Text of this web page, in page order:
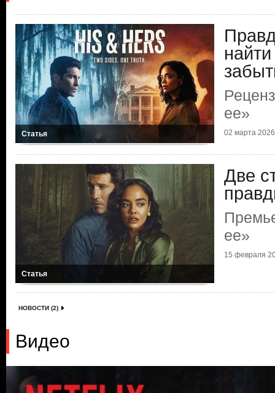
Статья
ее»
02 марта 2026
Статья
Две
ее»
15 февраля
НОВОСТИ (2)
Видео